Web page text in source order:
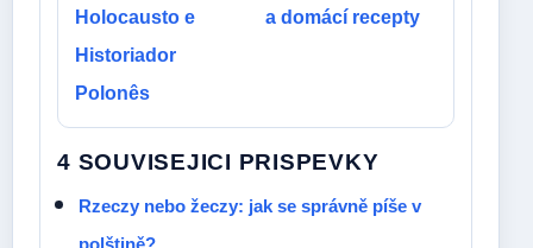
Holocausto e
Historiador
Polonês
a domácí recepty
4 SOUVISEJICI PRISPEVKY
Rzeczy nebo žeczy: jak se správně píše v
polštině?